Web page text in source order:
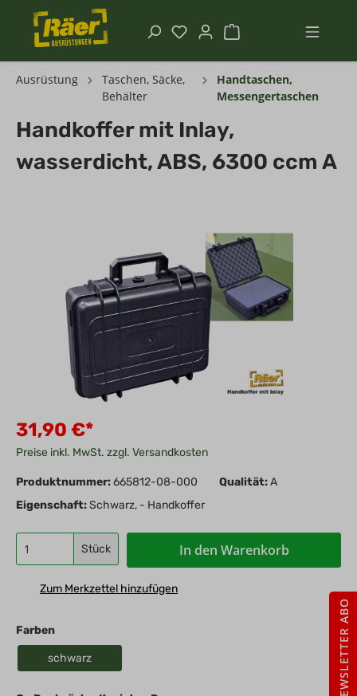
Ausrüstung
Taschen, Säcke,
Behälter
Handtaschen,
Messengertaschen
Handkoffer mit Inlay,
wasserdicht, ABS, 6300 ccm A
31,90 €*
Preise inkl. MwSt. zzgl. Versandkosten
Produktnummer:665812-08-000 Qualität:A
Eigenschaft:Schwarz, - Handkoffer
Stück In den Warenkorb
Zum Merkzettel hinzufügen
Farben
schwarz NEWSLETTER ABO